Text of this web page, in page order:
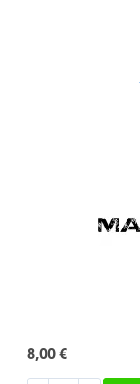
8,00 €